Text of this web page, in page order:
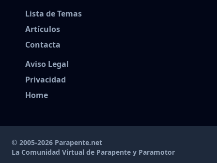
Lista de Temas
Artículos
Contacta
Aviso Legal
Privacidad
Home
© 2005-2026 Parapente.net
La Comunidad Virtual de Parapente y Paramotor